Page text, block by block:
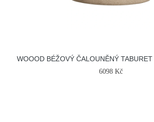
WOOOD BÉŽOVÝ ČALOUNĚNÝ
6098 Kč